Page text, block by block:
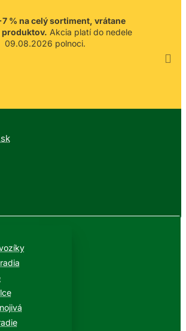
% na celý sortiment, vrátane
Akcia platí do nedele
09.08.2026 polnoci.